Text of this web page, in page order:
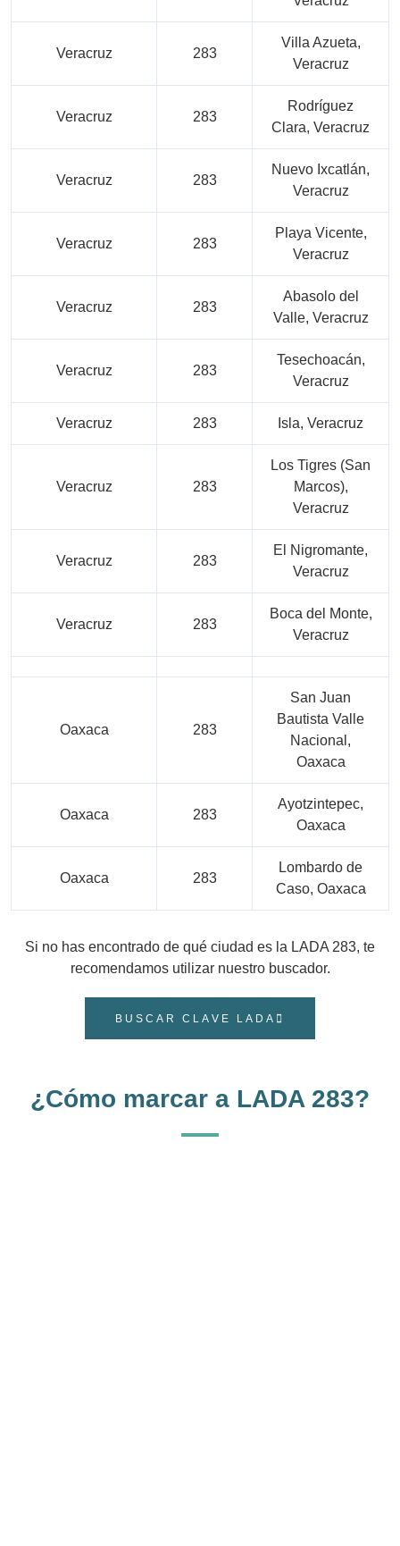
Veracruz 283
Villa Azueta,
Veracruz
Veracruz 283
Rodríguez
Clara, Veracruz
Veracruz 283
Nuevo Ixcatlán,
Veracruz
Veracruz 283
Playa Vicente,
Veracruz
Veracruz 283
Abasolo del
Valle, Veracruz
Veracruz 283
Tesechoacán,
Veracruz
Veracruz 283 Isla, Veracruz
Veracruz 283
Los Tigres (San
Marcos),
Veracruz
Veracruz 283
El Nigromante,
Veracruz
Veracruz 283
Boca del Monte,
Veracruz
Oaxaca 283
San Juan
Bautista Valle
Nacional,
Oaxaca
Oaxaca 283
Ayotzintepec,
Oaxaca
Oaxaca 283
Lombardo de
Caso, Oaxaca
Si no has encontrado de qué ciudad es la LADA 283, te
recomendamos utilizar nuestro buscador.
BUSCAR CLAVE LADA
¿Cómo marcar a LADA 283?